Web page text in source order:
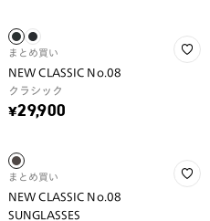
まとめ買い
NEW CLASSIC No.08
クラシック
¥29,900
まとめ買い
NEW CLASSIC No.08
SUNGLASSES